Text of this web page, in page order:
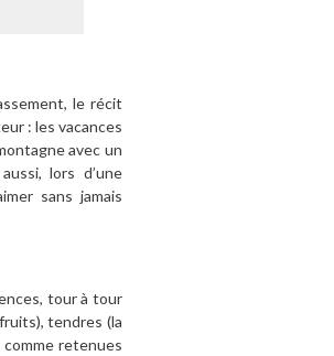
le récit
: les vacances
avec un
lors d’une
sans jamais
tour à tour
tendres (la
retenues